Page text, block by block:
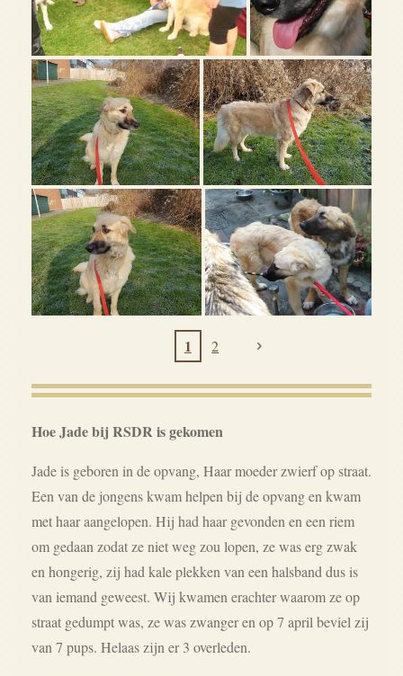
1 2
Hoe Jade bij RSDR is gekomen
Jade is geboren in de opvang, Haar moeder zwierf op straat.
Een van de jongens kwam helpen bij de opvang en kwam
met haar aangelopen. Hij had haar gevonden en een riem
om gedaan zodat ze niet weg zou lopen, ze was erg zwak
en hongerig, zij had kale plekken van een halsband dus is
van iemand geweest. Wij kwamen erachter waarom ze op
straat gedumpt was, ze was zwanger en op 7 april beviel zij
van 7 pups. Helaas zijn er 3 overleden.